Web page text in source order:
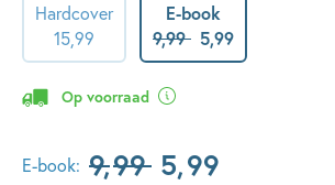
Hardcover
15,99
E-book
9,99 5,99
Op voorraad
E-book: 9,99 5,99